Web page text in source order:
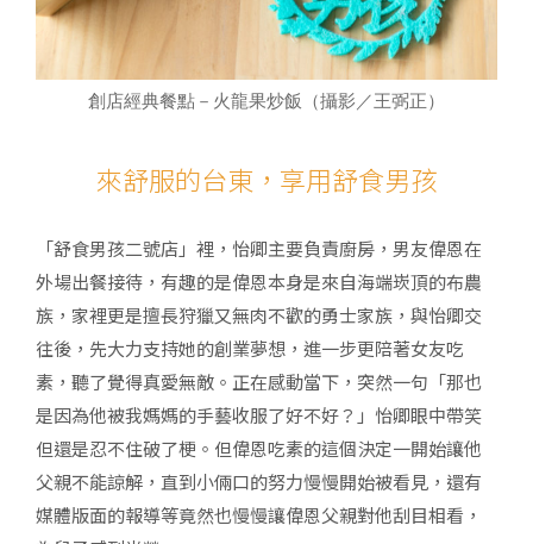
創店經典餐點－火龍果炒飯（攝影／王弼正）
來舒服的台東，享用舒食男孩
「舒食男孩二號店」裡，怡卿主要負責廚房，男友偉恩在
外場出餐接待，有趣的是偉恩本身是來自海端崁頂的布農
族，家裡更是擅長狩獵又無肉不歡的勇士家族，與怡卿交
往後，先大力支持她的創業夢想，進一步更陪著女友吃
素，聽了覺得真愛無敵。正在感動當下，突然一句「那也
是因為他被我媽媽的手藝收服了好不好？」怡卿眼中帶笑
但還是忍不住破了梗。但偉恩吃素的這個決定一開始讓他
父親不能諒解，直到小倆口的努力慢慢開始被看見，還有
媒體版面的報導等竟然也慢慢讓偉恩父親對他刮目相看，